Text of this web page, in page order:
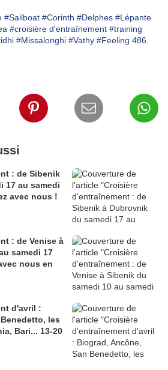
#Sailboat #Corinth #Delphes #Lépante
#croisière d'entraînement #training
#Missalonghi #Vathy #Feeling 486
: de Sibenik
17 au samedi
avec nous !
: de Venise à
samedi 17
nous en
d'avril :
les
Bari... 13-20